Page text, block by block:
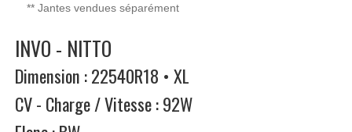
** Jantes vendues séparément
INVO - NITTO
Dimension : 22540R18 • XL
CV - Charge / Vitesse : 92W